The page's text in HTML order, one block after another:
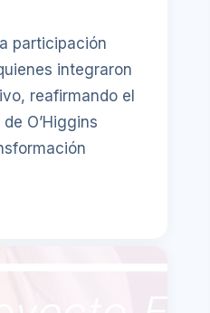
participación
integraron
reafirmando el
O’Higgins